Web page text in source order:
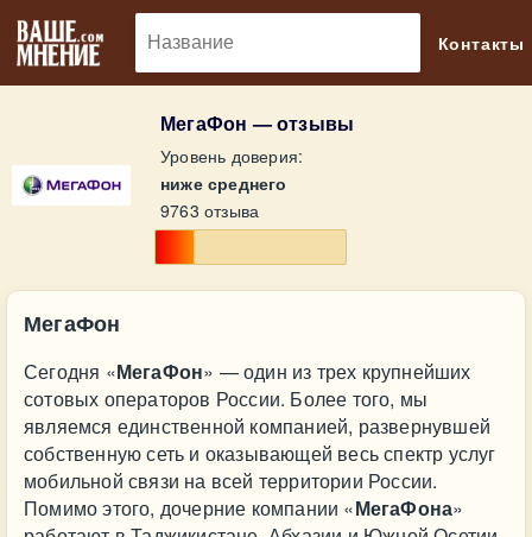
Контакты
МегаФон — отзывы
Уровень доверия:
ниже среднего
9763 отзыва
МегаФон
Сегодня «МегаФон» — один из трех крупнейших
сотовых операторов России. Более того, мы
являемся единственной компанией, развернувшей
собственную сеть и оказывающей весь спектр услуг
мобильной связи на всей территории России.
Помимо этого, дочерние компании «МегаФона»